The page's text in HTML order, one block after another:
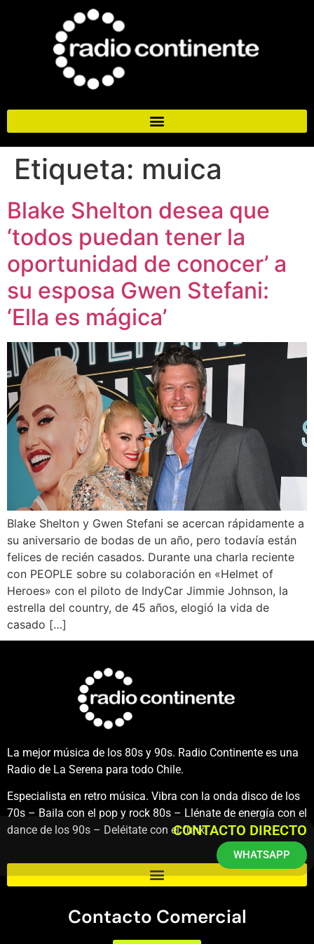
Etiqueta: muica
Blake Shelton desea que
‘todos puedan tener la
oportunidad de conocer’ a
su esposa Gwen Stefani:
‘Ella es mágica’
Blake Shelton y Gwen Stefani se acercan rápidamente a
su aniversario de bodas de un año, pero todavía están
felices de recién casados. Durante una charla reciente
con PEOPLE sobre su colaboración en «Helmet of
Heroes» con el piloto de IndyCar Jimmie Johnson, la
estrella del country, de 45 años, elogió la vida de
casado […]
La mejor música de los 80s y 90s. Radio Continente es una
Radio de La Serena para todo Chile.
Especialista en retro música. Vibra con la onda disco de los
70s – Baila con el pop y rock 80s – Llénate de energía con el
dance de los 90s – Deléitate con el funk.
Contacto Comercial
CONTACTO DIRECTO
WHATSAPP